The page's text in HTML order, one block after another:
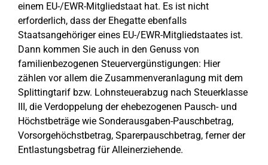
einem EU-/EWR-Mitgliedstaat hat. Es ist nicht
erforderlich, dass der Ehegatte ebenfalls
Staatsangehöriger eines EU-/EWR-Mitgliedstaates ist.
Dann kommen Sie auch in den Genuss von
familienbezogenen Steuervergünstigungen: Hier
zählen vor allem die Zusammenveranlagung mit dem
Splittingtarif bzw. Lohnsteuerabzug nach Steuerklasse
III, die Verdoppelung der ehebezogenen Pausch- und
Höchstbeträge wie Sonderausgaben-Pauschbetrag,
Vorsorgehöchstbetrag, Sparerpauschbetrag, ferner der
Entlastungsbetrag für Alleinerziehende.